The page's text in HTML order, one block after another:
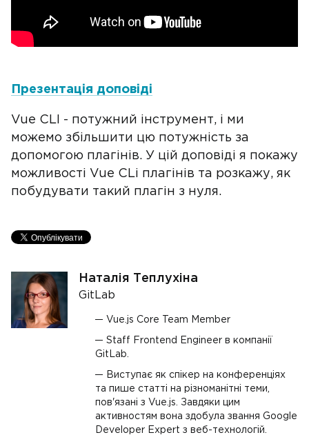
Презентація доповіді
Vue CLI - потужний інструмент, і ми
можемо збільшити цю потужність за
допомогою плагінів. У цій доповіді я покажу
можливості Vue CLi плагінів та розкажу, як
побудувати такий плагін з нуля.
Наталія Теплухіна
GitLab
Vue.js Core Team Member
Staff Frontend Engineer в компанії
GitLab.
Виступає як спікер на конференціях
та пише статті на різноманітні теми,
пов'язані з Vue.js. Завдяки цим
активностям вона здобула звання Google
Developer Expert з веб-технологій.